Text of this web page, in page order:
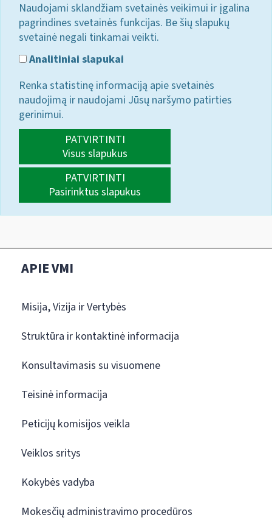
Naudojami sklandžiam svetainės veikimui ir įgalina
pagrindines svetainės funkcijas. Be šių slapukų
svetainė negali tinkamai veikti.
Analitiniai slapukai
Renka statistinę informaciją apie svetainės
naudojimą ir naudojami Jūsų naršymo patirties
gerinimui.
PATVIRTINTI
Visus slapukus
PATVIRTINTI
Pasirinktus slapukus
APIE VMI
Misija, Vizija ir Vertybės
Struktūra ir kontaktinė informacija
Konsultavimasis su visuomene
Teisinė informacija
Peticijų komisijos veikla
Veiklos sritys
Kokybės vadyba
Mokesčių administravimo procedūros